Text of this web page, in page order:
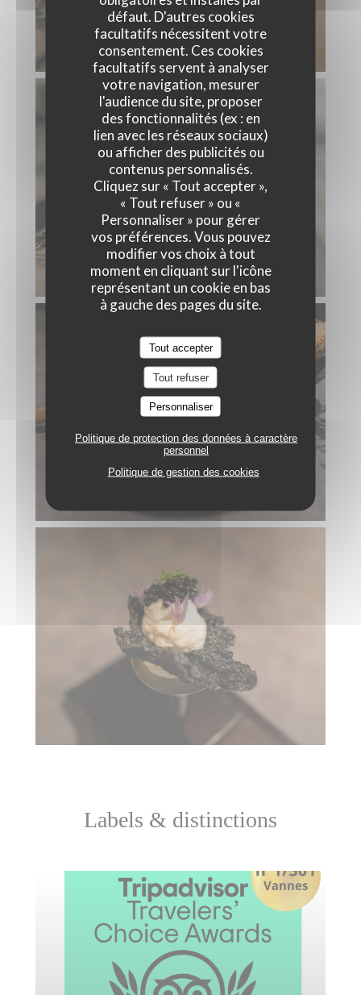
défaut. D'autres cookies
facultatifs nécessitent votre
consentement. Ces cookies
facultatifs servent à analyser
votre navigation, mesurer
l'audience du site, proposer
des fonctionnalités (ex : en
lien avec les réseaux sociaux)
ou afficher des publicités ou
contenus personnalisés.
Cliquez sur « Tout accepter »,
« Tout refuser » ou «
Personnaliser » pour gérer
vos préférences. Vous pouvez
modifier vos choix à tout
moment en cliquant sur l'icône
représentant un cookie en bas
à gauche des pages du site.
Tout accepter
Tout refuser
Personnaliser
Politique de protection des données à caractère
personnel
Politique de gestion des cookies
Labels & distinctions